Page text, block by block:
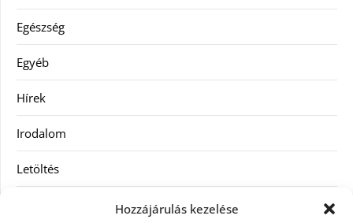
Hozzájárulás kezelése
Egészség
Egyéb
Hírek
Irodalom
Letöltés